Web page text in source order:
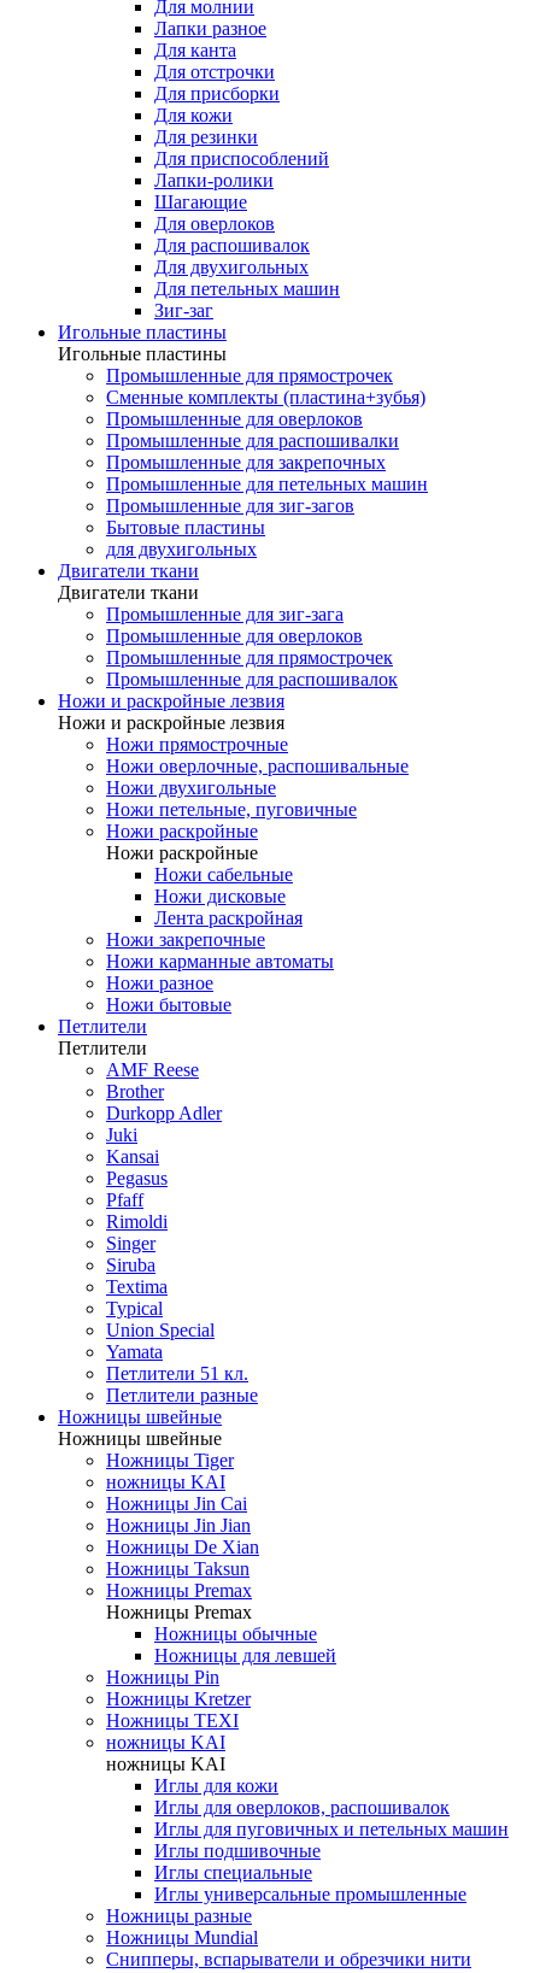
Для молнии
Лапки разное
Для канта
Для отстрочки
Для присборки
Для кожи
Для резинки
Для приспособлений
Лапки-ролики
Шагающие
Для оверлоков
Для распошивалок
Для двухигольных
Для петельных машин
Зиг-заг
Игольные пластины
Игольные пластины
Промышленные для прямострочек
Сменные комплекты (пластина+зубья)
Промышленные для оверлоков
Промышленные для распошивалки
Промышленные для закрепочных
Промышленные для петельных машин
Промышленные для зиг-загов
Бытовые пластины
для двухигольных
Двигатели ткани
Двигатели ткани
Промышленные для зиг-зага
Промышленные для оверлоков
Промышленные для прямострочек
Промышленные для распошивалок
Ножи и раскройные лезвия
Ножи и раскройные лезвия
Ножи прямострочные
Ножи оверлочные, распошивальные
Ножи двухигольные
Ножи петельные, пуговичные
Ножи раскройные
Ножи раскройные
Ножи сабельные
Ножи дисковые
Лента раскройная
Ножи закрепочные
Ножи карманные автоматы
Ножи разное
Ножи бытовые
Петлители
Петлители
AMF Reese
Brother
Durkopp Adler
Juki
Kansai
Pegasus
Pfaff
Rimoldi
Singer
Siruba
Textima
Typical
Union Special
Yamata
Петлители 51 кл.
Петлители разные
Ножницы швейные
Ножницы швейные
Ножницы Tiger
ножницы KAI
Ножницы Jin Cai
Ножницы Jin Jian
Ножницы De Xian
Ножницы Taksun
Ножницы Premax
Ножницы Premax
Ножницы обычные
Ножницы для левшей
Ножницы Pin
Ножницы Kretzer
Ножницы TEXI
ножницы KAI
ножницы KAI
Иглы для кожи
Иглы для оверлоков, распошивалок
Иглы для пуговичных и петельных машин
Иглы подшивочные
Иглы специальные
Иглы универсальные промышленные
Ножницы разные
Ножницы Mundial
Снипперы, вспарыватели и обрезчики нити